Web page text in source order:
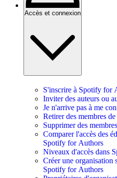
Accès et connexion
S'inscrire à Spotify for
Inviter des auteurs ou
Je n'arrive pas à me
Retirer des membres
Supprimer des
Comparer l'accès des
Spotify for Authors
Niveaux d'accès dans
Créer une organisation
Spotify for Authors